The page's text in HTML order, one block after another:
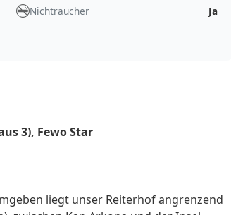
Nichtraucher
Ja
3), Fewo Star
liegt unser Reiterhof angrenzend